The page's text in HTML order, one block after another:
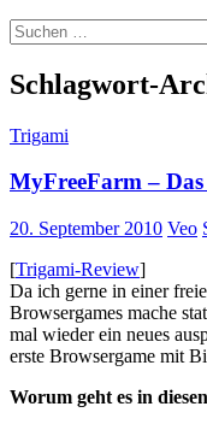
Suchen
nach:
Schlagwort-
Trigami
MyFreeFarm –
20. September 2010 Veo
[Trigami-Review]
Da ich gerne in einer
Browsergames mache
mal wieder ein neues
erste Browsergame mit
Worum geht es in